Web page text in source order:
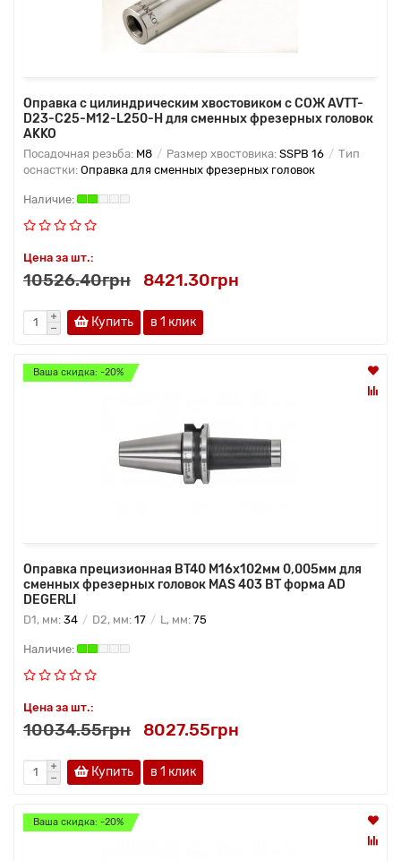
Оправка с цилиндрическим хвостовиком с СОЖ AVTT-
D23-C25-M12-L250-H для сменных фрезерных головок
AKKO
Посадочная резьба: M8 Размер хвостовика: SSPB 16
Тип
оснастки: Оправка для сменных фрезерных головок
Цена за шт.:
10526.40грн 8421.30грн
Купить в 1 клик
Ваша скидка: -20%
Оправка прецизионная BT40 M16x102мм 0,005мм для
сменных фрезерных головок MAS 403 BT форма AD
DEGERLI
D1, мм: 34 D2, мм: 17 L, мм: 75
Цена за шт.:
10034.55грн 8027.55грн
Купить в 1 клик
Ваша скидка: -20%